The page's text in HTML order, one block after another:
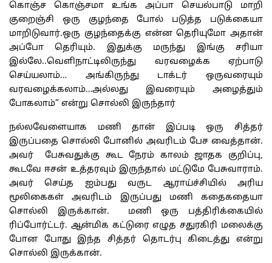
கொஞ்ச கொஞ்சமா உங்க அப்பா செயல்பாடு மாறி
குறைஞ்சி ஒரு குழந்தை போல் படுத்த படுக்கையா
மாறிடுவார்.ஒரு குழந்தைக்கு என்ன தெரியுமோ அதான்
அப்போ தெரியும். இதுக்கு மருந்து இங்கு சரியா
இல்லே..வெளிநாட்டிலிருந்து வரவழைக்க ஏற்பாடு
செய்யலாம்… அங்கிருந்து டாக்டர் ஒருவரையும்
வரவழைக்கலாம்…அல்லது இவரையும் அழைத்தும்
போகலாம்” என்று சொல்லி இருந்தார்
நல்லவேளையாக மணி தான் இப்படி ஒரு சித்தர்
இருப்பதை சொல்லி போனில் அவரிடம் பேச வைத்தான்.
அவர் பேசுவதுக்கு கூட நேரம் காலம் ஜாதக குறிப்பு,
கூடவே ஈசன் உத்தரவும் இருந்தால் மட்டுமே பேசுவாராம்.
அவர் செய்த ஐம்பது வருட ஆராய்ச்சியில் அரிய
மூலிகைகள் அவரிடம் இருப்பது மணி கதைகதையா
சொல்லி இருக்கான். மணி ஒரு பத்திரிக்கையில்
ரிப்போர்ட்டர். ஆன்மிக கட்டுரை எழுத சதுரகிரி மலைக்கு
போன போது இந்த சித்தர் தொடர்பு கிடைத்து என்று
சொல்லி இருக்கான்.